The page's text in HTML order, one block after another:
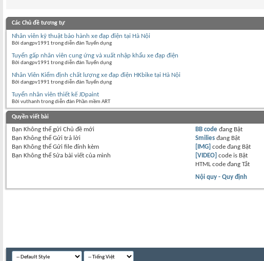
Các Chủ đề tương tự
Nhân viên kỹ thuật bảo hành xe đạp điện tại Hà Nội
Bởi dangpv1991 trong diễn đàn Tuyển dụng
Tuyển gấp nhân viên cung ứng và xuất nhập khẩu xe đạp điện
Bởi dangpv1991 trong diễn đàn Tuyển dụng
Nhân Viên Kiểm định chất lượng xe đạp điện HKbike tại Hà Nội
Bởi dangpv1991 trong diễn đàn Tuyển dụng
Tuyển nhân viên thiết kế JDpaint
Bởi vuthanh trong diễn đàn Phần mềm ART
Quyền viết bài
Bạn Không thể gửi Chủ đề mới
Bạn Không thể Gửi trả lời
Bạn Không thể Gửi file đính kèm
Bạn Không thể Sửa bài viết của mình
BB codeđang Bật
Smiliesđang Bật
[IMG] code đang Bật
[VIDEO] code is Bật
HTML code đang Tắt
Nội quy - Quy định